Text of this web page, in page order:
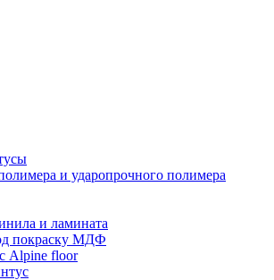
и ударопрочного полимера
и ламината
покраску МДФ
Alpine floor